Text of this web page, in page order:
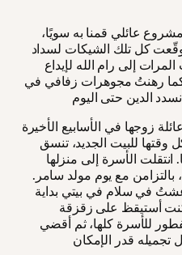
عائلي قمنا به سويًا،
وقّعت كل تلك الشيكات لسداد
إلى رام الله لإيداع
رهنتُ مجوهرات زفافي في
زوجها في الأسابيع الأخيرة
للبيت الجديد، تنسق
انتقلت الأسرة إلى منزلها
الجديد في 18 يناير من عام 2024، بالتزامن مع يوم مولد سامر.
في سلام في بيتي بداية
2024 إلى يناير 2025. فكنت أستيقظ على زقزقة
للأسرة كلها، ثم أقضي